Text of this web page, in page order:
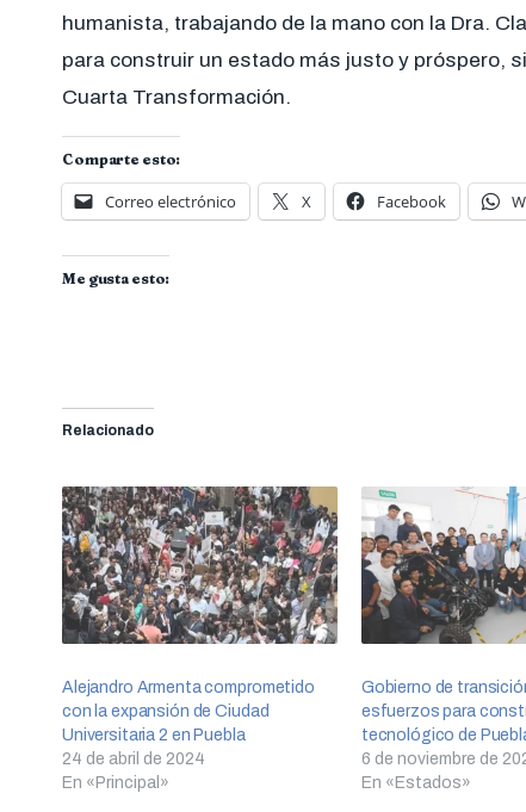
humanista, trabajando de la mano con la Dra.
para construir un estado más justo y próspero,
Cuarta Transformación.
Comparte esto:
Correo electrónico X Facebook
Me gusta esto:
Relacionado
Alejandro Armenta comprometido
con la expansión de Ciudad
Universitaria 2 en Puebla
24 de abril de 2024
En «Principal»
Gobierno de
esfuerzos para
tecnológico de
6 de noviembre de
En «Estados»